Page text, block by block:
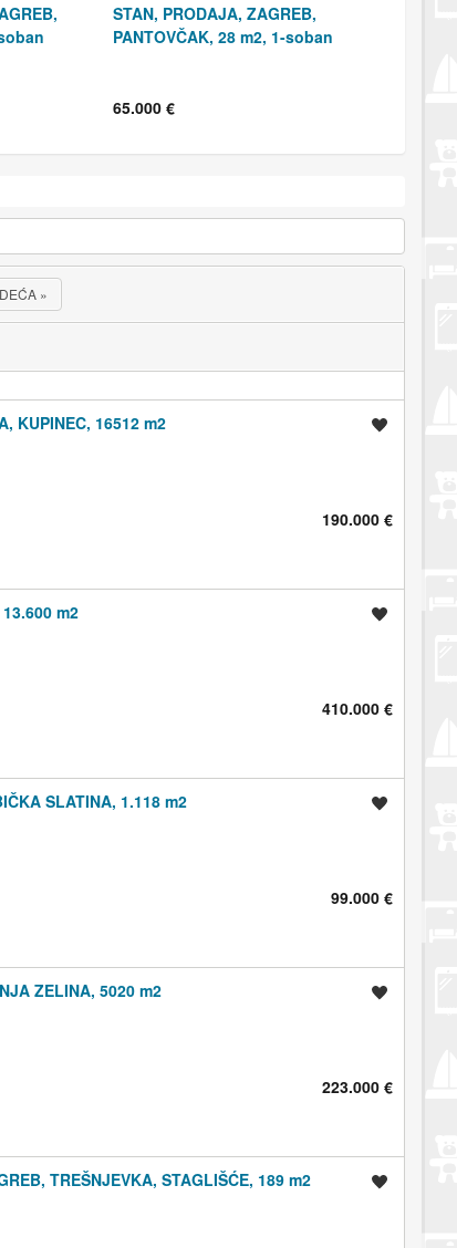
STAN, PRODAJA, ZAGREB,
PANTOVČAK, 28 m2, 1-soban
65.000 €
»
KUPINEC, 16512 m2
190.000 €
m2
410.000 €
SLATINA, 1.118 m2
99.000 €
ZELINA, 5020 m2
223.000 €
TREŠNJEVKA, STAGLIŠĆE, 189 m2